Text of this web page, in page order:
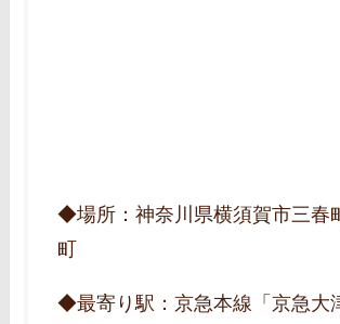
◆場所：神奈川県横須賀市三春
町
◆最寄り駅：京急本線「京急大